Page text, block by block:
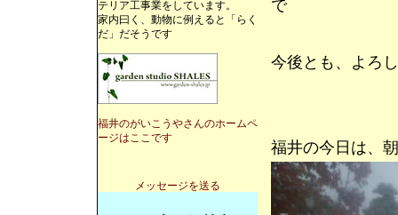
で
今後とも、よろ
福井の今日は、
テリア工事業をしています。
家内曰く、動物に例えると「らく
だ」だそうです
福井のがいこうやさんのホームペ
ージはここです
メッセージを送る